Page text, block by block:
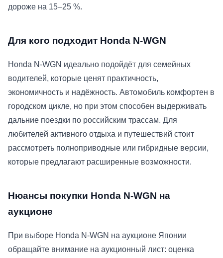
дороже на 15–25 %.
Для кого подходит Honda N-WGN
Honda N-WGN идеально подойдёт для семейных
водителей, которые ценят практичность,
экономичность и надёжность. Автомобиль комфортен в
городском цикле, но при этом способен выдерживать
дальние поездки по российским трассам. Для
любителей активного отдыха и путешествий стоит
рассмотреть полноприводные или гибридные версии,
которые предлагают расширенные возможности.
Нюансы покупки Honda N-WGN на
аукционе
При выборе Honda N-WGN на аукционе Японии
обращайте внимание на аукционный лист: оценка